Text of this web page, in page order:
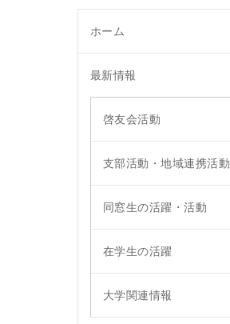
ホーム
最新情報
啓友会活動
支部活動・地域連携活動
同窓生の活躍・活動
在学生の活躍
大学関連情報